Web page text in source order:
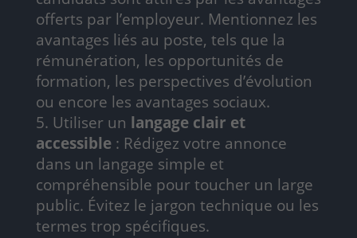
offerts par l’employeur. Mentionnez les
avantages liés au poste, tels que la
rémunération, les opportunités de
formation, les perspectives d’évolution
ou encore les avantages sociaux.
Utiliser un langage clair et
accessible: Rédigez votre annonce
dans un langage simple et
compréhensible pour toucher un large
public. Évitez le jargon technique ou les
termes trop spécifiques.